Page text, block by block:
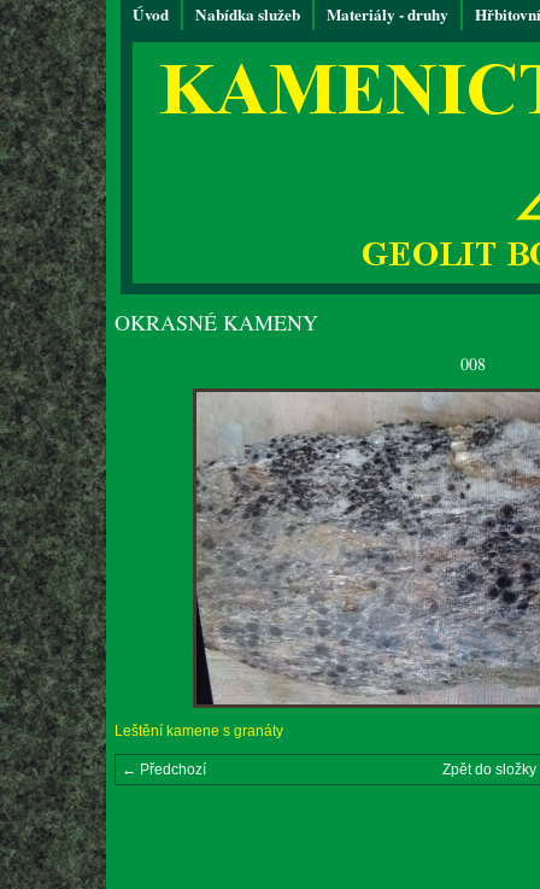
Úvod Nabídka služeb Materiály - druhy
OKRASNÉ KAMENY
008
Leštění kamene s granáty
← Předchozí Zpět do složky